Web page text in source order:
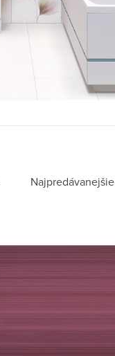
Najpredávanejšie